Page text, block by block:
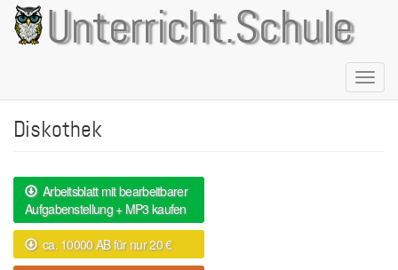
Direkt
zum
Inhalt
Unterricht.Schule
Diskothek
Arbeitsblatt mit bearbeitbarer
Aufgabenstellung + MP3 kaufen
ca. 10000 AB für nur 20 €